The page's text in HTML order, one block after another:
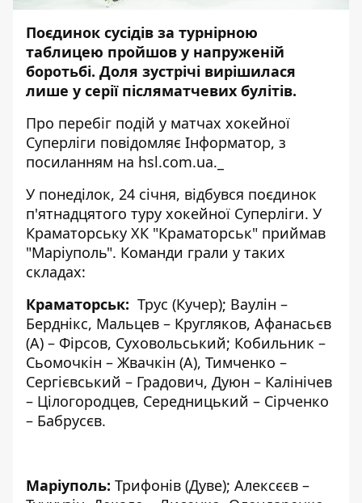
Поєдинок сусідів за турнірною
таблицею пройшов у напруженій
боротьбі. Доля зустрічі вирішилася
лише у серії післяматчевих булітів.
Про перебіг подій у матчах хокейної
Суперліги повідомляє Інформатор, з
посиланням на hsl.com.ua.
У понеділок, 24 січня, відбувся поєдинок
п'ятнадцятого туру хокейної Суперліги. У
Краматорську ХК "Краматорськ" приймав
"Маріуполь". Команди грали у таких
складах:
Краматорськ: Трус (Кучер); Ваулін –
Берднікс, Мальцев – Кругляков, Афанасьєв
(А) – Фірсов, Суховольський; Кобильник –
Сьомочкін – Жвачкін (А), Тимченко –
Сергієвський – Градович, Дуюн – Калінічев
– Цілогородцев, Середницький – Сірченко
– Бабрусєв.
Маріуполь: Трифонів (Дуве); Алексєєв –